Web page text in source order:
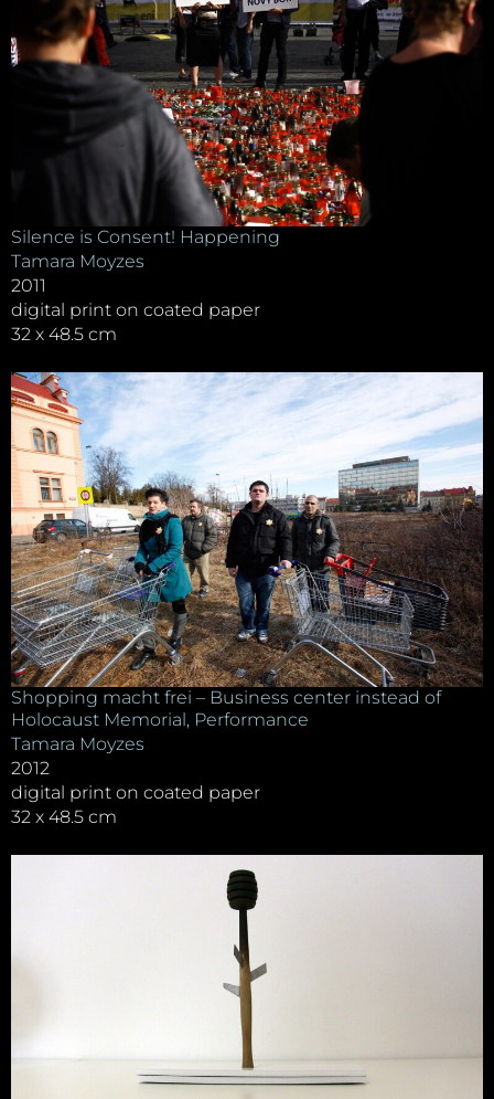
Silence is Consent! Happening
Tamara Moyzes
2011
digital print on coated paper
32 x 48.5 cm
Shopping macht frei – Business center instead of
Holocaust Memorial, Performance
Tamara Moyzes
2012
digital print on coated paper
32 x 48.5 cm